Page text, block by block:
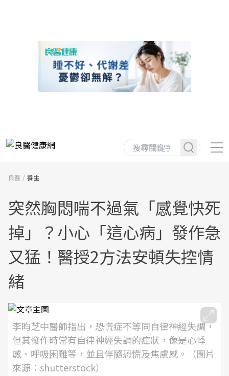
良醫 養生
突然胸悶喘不過氣「感覺快死
掉」？小心「這心病」發作急
又猛！醫授2方法安頓失控情
緒
李昀芝中醫師指出，恐慌症不等同自律神經失調，
但其發作時常有自律神經失調的症狀，像是心悸
感、呼吸困難等，並且伴隨恐慌及焦慮感。（圖片
來源：shutterstock）